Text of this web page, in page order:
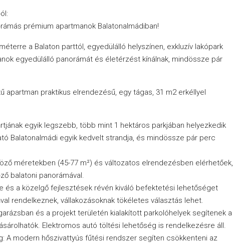
prémium apartmanok Balatonalmádiban!
a Balaton parttól, egyedülálló helyszínen, exkluzív lakópark
egyedülálló panorámát és életérzést kínálnak, mindössze pár
apartman praktikus elrendezésű, egy tágas, 31 m2 erkéllyel
egyik legszebb, több mint 1 hektáros parkjában helyezkedik
Balatonalmádi egyik kedvelt strandja, és mindössze pár perc
méretekben (45-77 m²) és változatos elrendezésben elérhetőek,
balatoni panorámával.
és a közelgő fejlesztések révén kiváló befektetési lehetőséget
rendelkeznek, vállakozásoknak tökéletes választás lehet.
és a projekt területén kialakított parkolóhelyek segítenek a
Elektromos autó töltési lehetőség is rendelkezésre áll.
A modern hőszivattyús fűtési rendszer segíten csökkenteni az